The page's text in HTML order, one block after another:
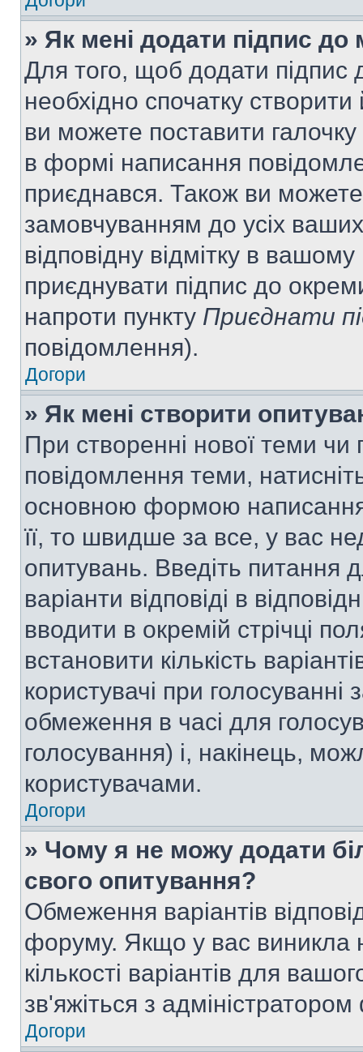
» Як мені додати підпис
Для того, щоб додати
необхідно спочатку
ви можете поставити
в формі написання
приєднався. Також ви
замовчуванням до усіх
відповідну відмітку в
приєднувати підпис до
напроти пункту Приєднати
повідомлення).
Догори
» Як мені створити
При створенні нової теми чи
повідомлення теми,
основною формою
її, то швидше за все, у вас
опитувань. Введіть питання
варіанти відповіді в
вводити в окремій стрічці
встановити кількість
користувачі при
обмеження в часі для
голосування) і, накінець,
користувачами.
Догори
» Чому я не можу додати
свого опитування?
Обмеження варіантів
форуму. Якщо у вас виникла
кількості варіантів для
зв'яжіться з
Догори